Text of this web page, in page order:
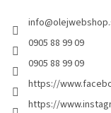
info@
0905 88 99 09
0905 88 99 09
https://
https://